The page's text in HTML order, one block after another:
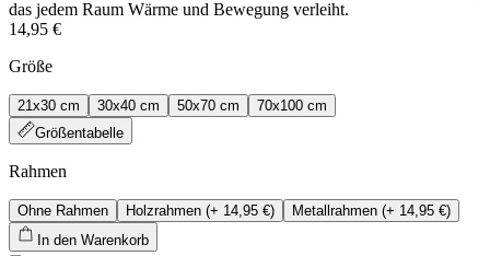
das jedem Raum Wärme und Bewegung verleiht.
14,95 €
Größe
21x30 cm 30x40 cm 50x70 cm
70x100 cm
Größentabelle
Rahmen
Ohne Rahmen Holzrahmen (+ 14,95 €) Metallrahmen (+ 14,95 €)
In den Warenkorb